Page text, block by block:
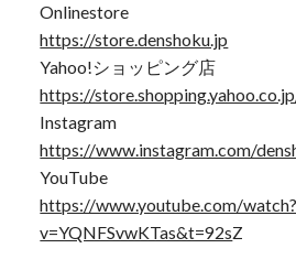
Onlinestore
https://store.denshoku.jp
Yahoo!ショッピング店
https://
Instagram
https://www.instagram.com/
YouTube
https://www.youtube.com/watch?
v=YQNFSvwKTas&t=92sZ